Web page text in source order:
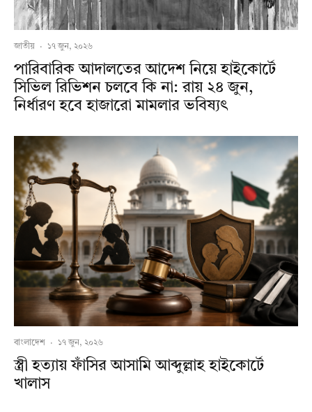
জাতীয় · ১৭ জুন, ২০২৬
পারিবারিক আদালতের আদেশ নিয়ে হাইকোর্টে
সিভিল রিভিশন চলবে কি না: রায় ২৪ জুন,
নির্ধারণ হবে হাজারো মামলার ভবিষ্যৎ
বাংলাদেশ · ১৭ জুন, ২০২৬
স্ত্রী হত্যায় ফাঁসির আসামি আব্দুল্লাহ হাইকোর্টে
খালাস